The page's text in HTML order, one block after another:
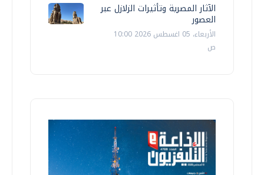
الآثار المصرية وتأثيرات الزلازل عبر
العصور
الأربعاء، 05 اغسطس 2026 10:00
ص